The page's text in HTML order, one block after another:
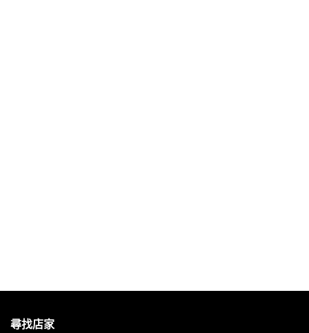
THE尋找店家